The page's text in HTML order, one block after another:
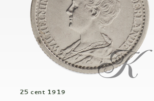
25 cent 1919